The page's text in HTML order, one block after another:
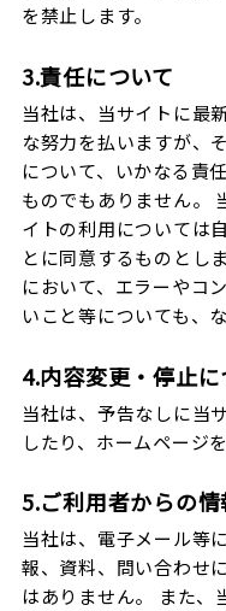
を禁止します。
3.責任について
当社は、当サイトに最
な努力を払いますが、
について、いかなる責
ものでもありません。
イトの利用については
とに同意するものとし
において、エラーやコ
いこと等についても、
4.内容変更・停止に
当社は、予告なしに当
したり、ホームページ
5.ご利用者からの情
当社は、電子メール等
報、資料、問い合わせ
はありません。 また、